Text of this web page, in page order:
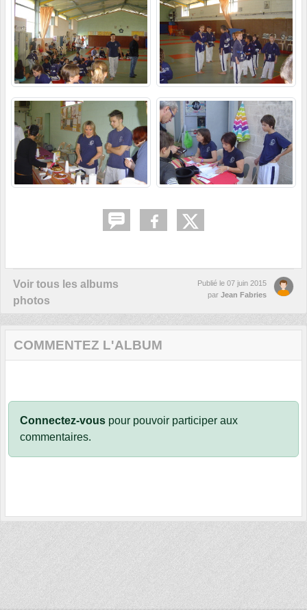
Voir tous les albums
photos
Publié le 07 juin 2015
par Jean Fabries
COMMENTEZ L'ALBUM
Connectez-vous pour pouvoir participer aux
commentaires.